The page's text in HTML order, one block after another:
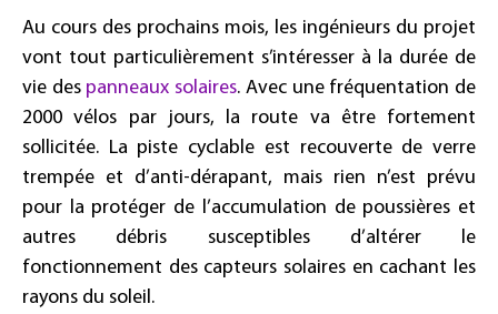
Au cours des prochains mois, les ingénieurs du projet
vont tout particulièrement s’intéresser à la durée de
vie des panneaux solaires. Avec une fréquentation de
2000 vélos par jours, la route va être fortement
sollicitée. La piste cyclable est recouverte de verre
trempée et d’anti-dérapant, mais rien n’est prévu
pour la protéger de l’accumulation de poussières et
autres débris susceptibles d’altérer le
fonctionnement des capteurs solaires en cachant les
rayons du soleil.